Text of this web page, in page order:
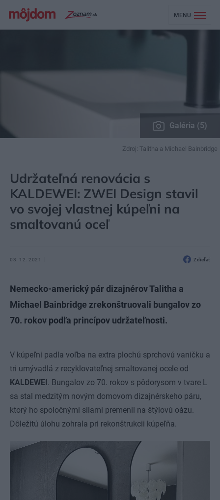
MENU
Galéria (5)
Zdroj: Talitha a Michael Bainbridge
Udržateľná renovácia s
KALDEWEI: ZWEI Design stavil
vo svojej vlastnej kúpeľni na
smaltovanú oceľ
03. 12. 2021 Zdieľať
Nemecko-americký pár dizajnérov Talitha a
Michael Bainbridge zrekonštruovali bungalov zo
70. rokov podľa princípov udržateľnosti.
V kúpeľni padla voľba na extra plochú sprchovú vaničku a
tri umývadlá z recyklovateľnej smaltovanej ocele od
KALDEWEI. Bungalov zo 70. rokov s pôdorysom v tvare L
sa stal medzitým novým domovom dizajnérskeho páru,
ktorý ho spoločnými silami premenil na štýlovú oázu.
Dôležitú úlohu zohrala pri rekonštrukcii kúpeľňa.